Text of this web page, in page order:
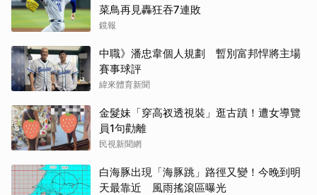
菜鳥再見轟狂吞7連敗
鏡報
中職》潘忠韋個人規劃 暫別富邦悍將主場
賽事球評
緯來體育新聞
金髮妹「穿高衩透視裝」逛古蹟！遭女導覽
員1句勸離
民視新聞網
白海豚出現「海豚跳」路徑又變！今晚到明
天最靠近 風雨搖滾區曝光